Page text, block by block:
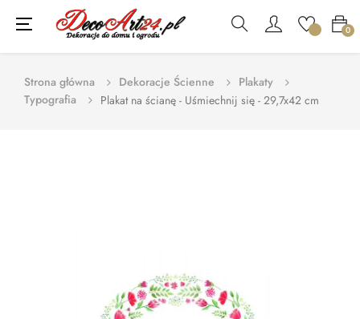
0
Toggle
navigation
☰
Strona główna Dekoracje Ścienne
Plakaty
Typografia
Plakat na ścianę - Uśmiechnij się - 29,7x42 cm